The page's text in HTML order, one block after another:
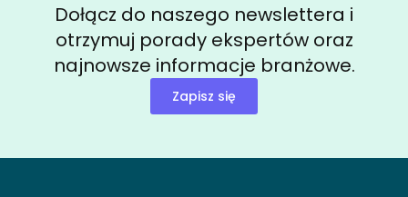
Dołącz do naszego newslettera i
otrzymuj porady ekspertów oraz
najnowsze informacje branżowe.
Zapisz się